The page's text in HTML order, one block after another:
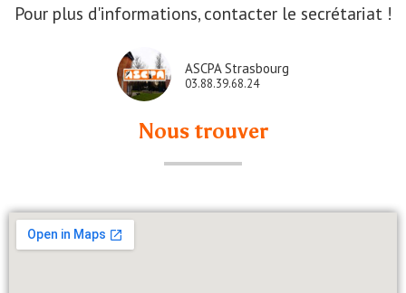
Pour plus d'informations, contacter le secrétariat !
ASCPA Strasbourg
03.88.39.68.24
Nous trouver